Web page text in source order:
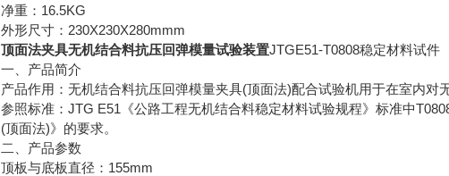
净重：16.5KG
外形尺寸：230X230X280mmm
顶面法夹具无机结合料抗压回弹模量试验装置JTGE51-T0808稳定材料试件
一、产品简介
产品作用：无机结合料抗压回弹模量夹具(顶面法)配合试验机用于在室内对
参照标准：JTG E51《公路工程无机结合料稳定材料试验规程》标准中
(顶面法)》的要求。
二、产品参数
顶板与底板直径：155mm